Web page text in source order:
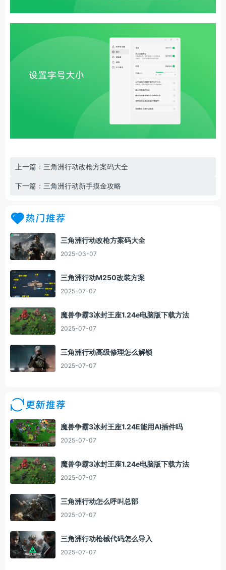
上一篇：三角洲行动改枪方案码大全
下一篇：三角洲行动新手摸金攻略
热门推荐
三角洲行动改枪方案码大全
2025-03-07
三角洲行动M250改装方案
2025-07-07
魔兽争霸3冰封王座1.24e电脑版下载方法
2025-07-07
三角洲行动高级修理怎么解锁
2025-07-07
更新推荐
魔兽争霸3冰封王座1.24E能用AI插件吗
2025-07-07
魔兽争霸3冰封王座1.24e电脑版下载方法
2025-07-07
三角洲行动怎么呼叫总部
2025-07-07
三角洲行动枪械代码怎么导入
2025-07-07